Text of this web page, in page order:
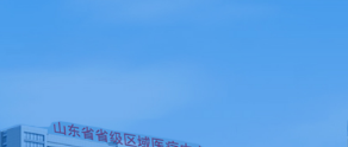
荣誉
新闻